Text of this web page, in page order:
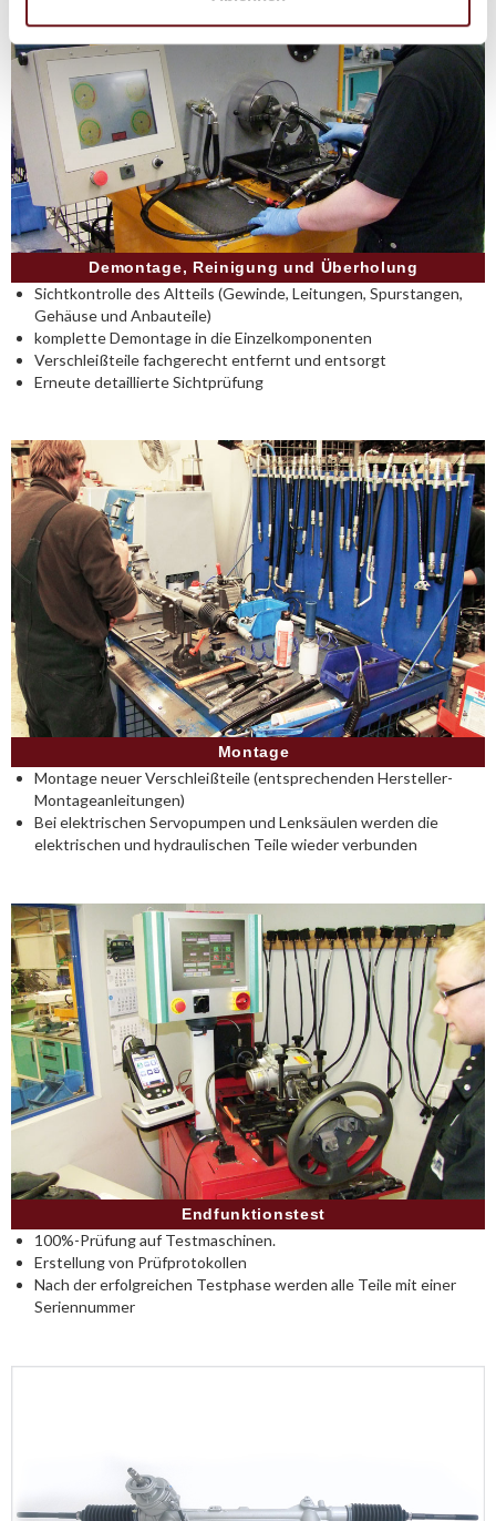
Demontage, Reinigung und Überholung
Sichtkontrolle des Altteils (Gewinde, Leitungen, Spurstangen,
Gehäuse und Anbauteile)
komplette Demontage in die Einzelkomponenten
Verschleißteile fachgerecht entfernt und entsorgt
Erneute detaillierte Sichtprüfung
Montage
Montage neuer Verschleißteile (entsprechenden Hersteller-
Montageanleitungen)
Bei elektrischen Servopumpen und Lenksäulen werden die
elektrischen und hydraulischen Teile wieder verbunden
Endfunktionstest
100%-Prüfung auf Testmaschinen.
Erstellung von Prüfprotokollen
Nach der erfolgreichen Testphase werden alle Teile mit einer
Seriennummer